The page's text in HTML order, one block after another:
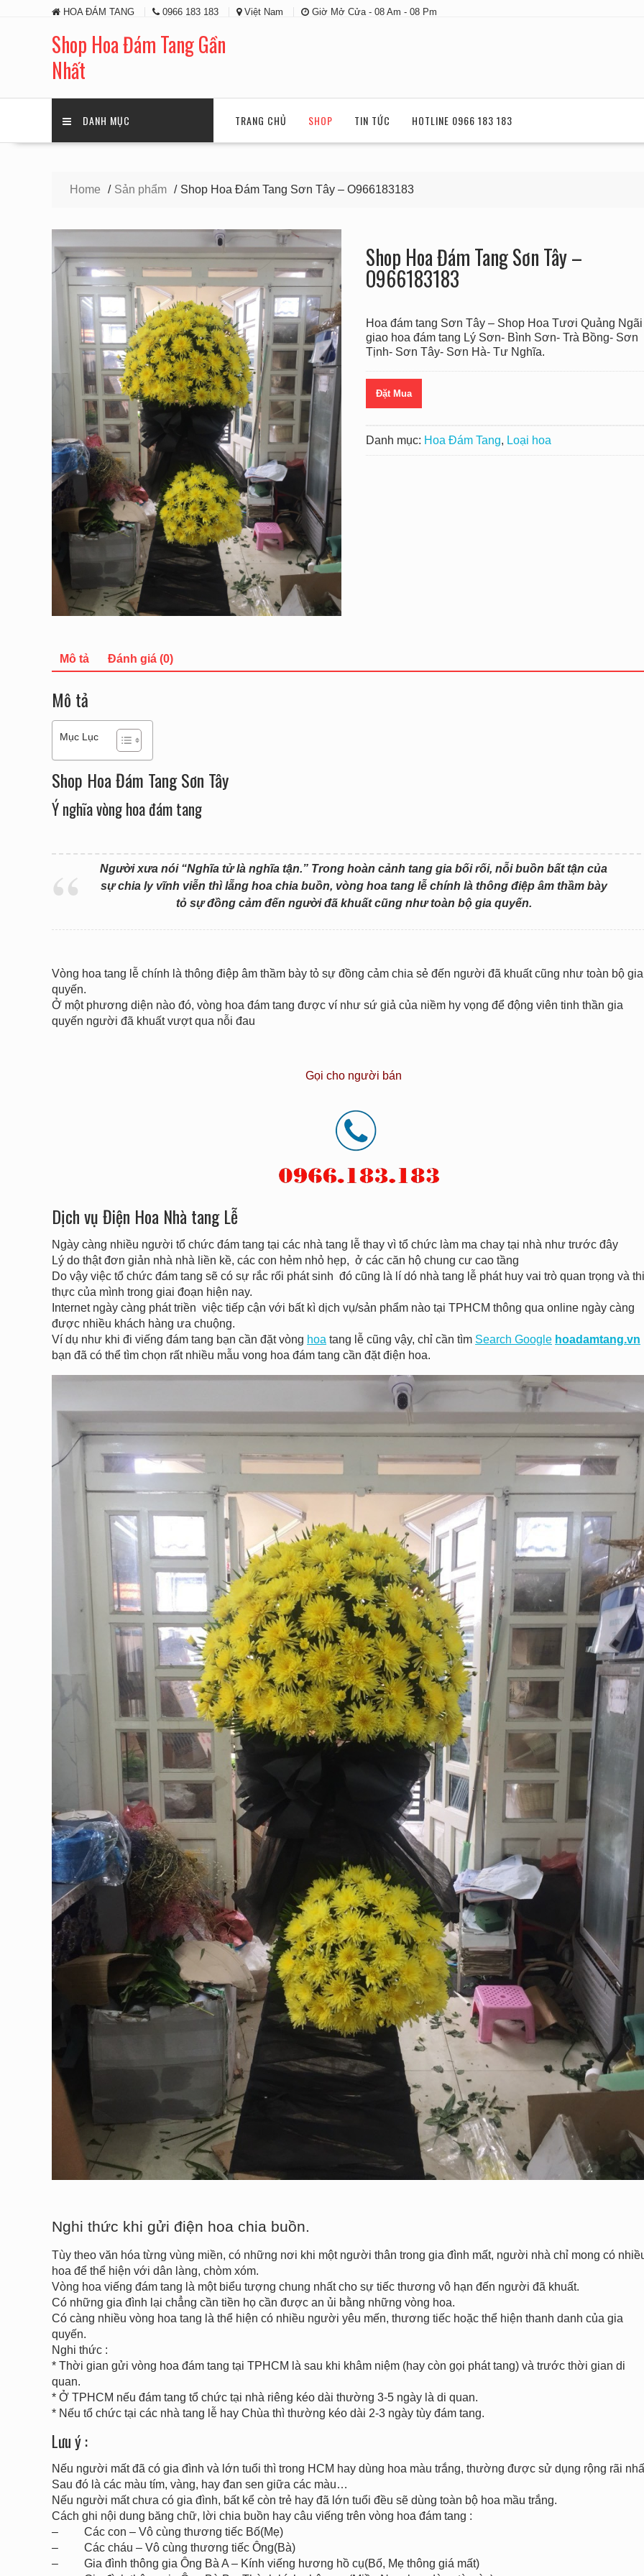
HOA ĐÁM TANG 0966 183 183 Việt Nam Giờ Mở Cửa - 08 Am - 08 Pm
Shop Hoa Đám Tang Gần
Nhất
DANH MỤC TRANG CHỦ SHOP TIN TỨC HOTLINE 0966 183 183
Home Sản phẩm Shop Hoa Đám Tang Sơn Tây – O966183183
Shop Hoa Đám Tang Sơn Tây –
O966183183
Hoa đám tang Sơn Tây – Shop Hoa Tươi Quảng Ngãi
giao hoa đám tang Lý Sơn- Bình Sơn- Trà Bồng- Sơn
Tịnh- Sơn Tây- Sơn Hà- Tư Nghĩa.
Đặt Mua
Danh mục: Hoa Đám Tang, Loại hoa
Mô tả Đánh giá (0)
Mô tả
Mục Lục
Shop Hoa Đám Tang Sơn Tây
Ý nghĩa vòng hoa đám tang
Người xưa nói “Nghĩa tử là nghĩa tận.” Trong hoàn cảnh tang gia bối rối, nỗi buồn bất tận của
sự chia ly vĩnh viễn thì lẵng hoa chia buồn, vòng hoa tang lễ chính là thông điệp âm thầm bày
tỏ sự đồng cảm đến người đã khuất cũng như toàn bộ gia quyến.
Vòng hoa tang lễ chính là thông điệp âm thầm bày tỏ sự đồng cảm chia sẻ đến người đã khuất cũng như toàn bộ gia
quyến.
Ở một phương diện nào đó, vòng hoa đám tang được ví như sứ giả của niềm hy vọng để động viên tinh thần gia
quyến người đã khuất vượt qua nỗi đau
Gọi cho người bán
Dịch vụ Điện Hoa Nhà tang Lễ
Ngày càng nhiều người tổ chức đám tang tại các nhà tang lễ thay vì tổ chức làm ma chay tại nhà như trước đây
Lý do thật đơn giản nhà nhà liền kề, các con hẻm nhỏ hẹp, ở các căn hộ chung cư cao tầng
Do vậy việc tổ chức đám tang sẽ có sự rắc rối phát sinh đó cũng là lí dó nhà tang lễ phát huy vai trò quan trọng và
thực của mình trong giai đoạn hiện nay.
Internet ngày càng phát triền việc tiếp cận với bất kì dịch vụ/sản phẩm nào tại TPHCM thông qua online ngày càng
được nhiều khách hàng ưa chuộng.
Ví dụ như khi đi viếng đám tang bạn cần đặt vòng hoa tang lễ cũng vậy, chỉ cần tìm Search Google hoadamtang.vn
bạn đã có thể tìm chọn rất nhiều mẫu vong hoa đám tang cần đặt điện hoa.
Nghi thức khi gửi điện hoa chia buồn.
Tùy theo văn hóa từng vùng miền, có những nơi khi một người thân trong gia đình mất, người nhà chỉ mong có
hoa để thể hiện với dân làng, chòm xóm.
Vòng hoa viếng đám tang là một biểu tượng chung nhất cho sự tiếc thương vô hạn đến người đã khuất.
Có những gia đình lại chẳng cần tiền họ cần được an ủi bằng những vòng hoa.
Có càng nhiều vòng hoa tang là thể hiện có nhiều người yêu mến, thương tiếc hoặc thể hiện thanh danh của gia
quyến.
Nghi thức :
* Thời gian gửi vòng hoa đám tang tại TPHCM là sau khi khâm niệm (hay còn gọi phát tang) và trước thời gian di
quan.
* Ở TPHCM nếu đám tang tổ chức tại nhà riêng kéo dài thường 3-5 ngày là di quan.
* Nếu tổ chức tại các nhà tang lễ hay Chùa thì thường kéo dài 2-3 ngày tùy đám tang.
Lưu ý :
Nếu người mất đã có gia đình và lớn tuổi thì trong HCM hay dùng hoa màu trắng, thường được sử dụng rộng rãi
Sau đó là các màu tím, vàng, hay đan sen giữa các màu…
Nếu người mất chưa có gia đình, bất kể còn trẻ hay đã lớn tuổi đều sẽ dùng toàn bộ hoa mầu trắng.
Cách ghi nội dung băng chữ, lời chia buồn hay câu viếng trên vòng hoa đám tang :
– Các con – Vô cùng thương tiếc Bố(Mẹ)
– Các cháu – Vô cùng thương tiếc Ông(Bà)
– Gia đình thông gia Ông Bà A – Kính viếng hương hồ cụ(Bố, Mẹ thông giá mất)